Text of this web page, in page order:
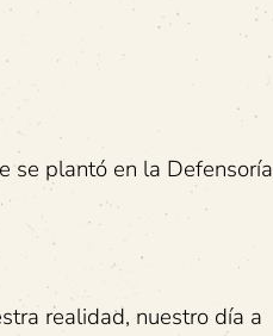
se plantó en la Defensoría
realidad, nuestro día a